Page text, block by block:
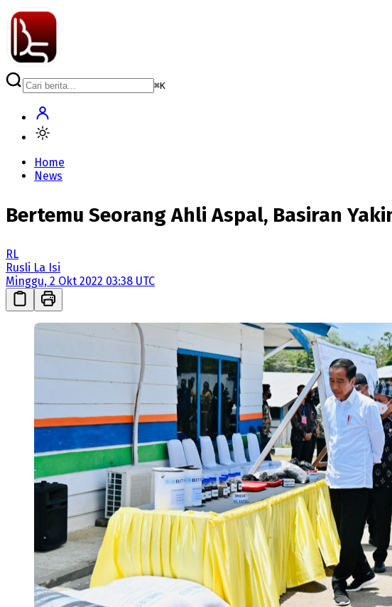
⌘K
Home
News
Bertemu Seorang Ahli Aspal, Basiran
RL
Rusli La Isi
Minggu, 2 Okt 2022 03:38 UTC